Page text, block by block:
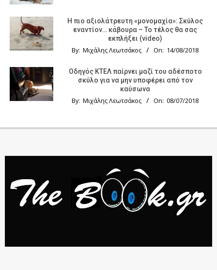
Η πιο αξιολάτρευτη «μονομαχία»: Σκύλος
εναντίον… κάβουρα – Το τέλος θα σας
εκπλήξει (video)
By: Μιχάλης Λεωτσάκος On: 14/08/2018
Οδηγός KTΕΛ παίρνει μαζί του αδέσποτο
σκύλο για να μην υποφέρει από τον
καύσωνα
By: Μιχάλης Λεωτσάκος On: 08/07/2018